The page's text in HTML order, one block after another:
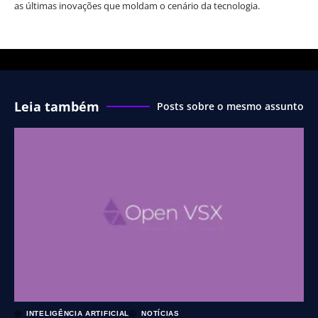
as últimas inovações que moldam o cenário da tecnologia.
Leia também Posts sobre o mesmo assunto
INTELIGÊNCIA ARTIFICIAL NOTÍCIAS